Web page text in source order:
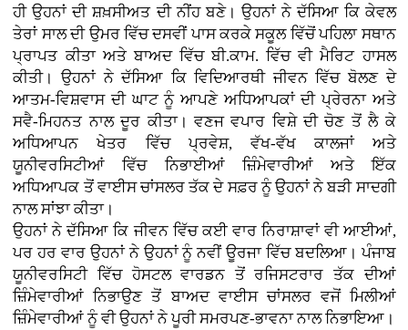
ਹੀ ਉਹਨਾਂ ਦੀ ਸ਼ਖ਼ਸੀਅਤ ਦੀ ਨੀਂਹ ਬਣੇ। ਉਹਨਾਂ ਨੇ ਦੱਸਿਆ ਕਿ ਕੇਵਲ
ਤੇਰਾਂ ਸਾਲ ਦੀ ਉਮਰ ਵਿੱਚ ਦਸਵੀਂ ਪਾਸ ਕਰਕੇ ਸਕੂਲ ਵਿੱਚੋਂ ਪਹਿਲਾ ਸਥਾਨ
ਪ੍ਰਾਪਤ ਕੀਤਾ ਅਤੇ ਬਾਅਦ ਵਿੱਚ ਬੀ.ਕਾਮ. ਵਿੱਚ ਵੀ ਮੈਰਿਟ ਹਾਸਲ
ਕੀਤੀ। ਉਹਨਾਂ ਨੇ ਦੱਸਿਆ ਕਿ ਵਿਦਿਆਰਥੀ ਜੀਵਨ ਵਿੱਚ ਬੋਲਣ ਦੇ
ਆਤਮ-ਵਿਸ਼ਵਾਸ ਦੀ ਘਾਟ ਨੂੰ ਆਪਣੇ ਅਧਿਆਪਕਾਂ ਦੀ ਪ੍ਰੇਰਨਾ ਅਤੇ
ਸਵੈ-ਮਿਹਨਤ ਨਾਲ ਦੂਰ ਕੀਤਾ। ਵਣਜ ਵਪਾਰ ਵਿਸ਼ੇ ਦੀ ਚੋਣ ਤੋਂ ਲੈ ਕੇ
ਅਧਿਆਪਨ ਖੇਤਰ ਵਿੱਚ ਪ੍ਰਵੇਸ਼, ਵੱਖ-ਵੱਖ ਕਾਲਜਾਂ ਅਤੇ
ਯੂਨੀਵਰਸਿਟੀਆਂ ਵਿੱਚ ਨਿਭਾਈਆਂ ਜ਼ਿੰਮੇਵਾਰੀਆਂ ਅਤੇ ਇੱਕ
ਅਧਿਆਪਕ ਤੋਂ ਵਾਈਸ ਚਾਂਸਲਰ ਤੱਕ ਦੇ ਸਫ਼ਰ ਨੂੰ ਉਹਨਾਂ ਨੇ ਬੜੀ ਸਾਦਗੀ
ਨਾਲ ਸਾਂਝਾ ਕੀਤਾ।
ਉਹਨਾਂ ਨੇ ਦੱਸਿਆ ਕਿ ਜੀਵਨ ਵਿੱਚ ਕਈ ਵਾਰ ਨਿਰਾਸ਼ਾਵਾਂ ਵੀ ਆਈਆਂ,
ਪਰ ਹਰ ਵਾਰ ਉਹਨਾਂ ਨੇ ਉਹਨਾਂ ਨੂੰ ਨਵੀਂ ਊਰਜਾ ਵਿੱਚ ਬਦਲਿਆ। ਪੰਜਾਬ
ਯੂਨੀਵਰਸਿਟੀ ਵਿੱਚ ਹੋਸਟਲ ਵਾਰਡਨ ਤੋਂ ਰਜਿਸਟਰਾਰ ਤੱਕ ਦੀਆਂ
ਜ਼ਿੰਮੇਵਾਰੀਆਂ ਨਿਭਾਉਣ ਤੋਂ ਬਾਅਦ ਵਾਈਸ ਚਾਂਸਲਰ ਵਜੋਂ ਮਿਲੀਆਂ
ਜ਼ਿੰਮੇਵਾਰੀਆਂ ਨੂੰ ਵੀ ਉਹਨਾਂ ਨੇ ਪੂਰੀ ਸਮਰਪਣ-ਭਾਵਨਾ ਨਾਲ ਨਿਭਾਇਆ।